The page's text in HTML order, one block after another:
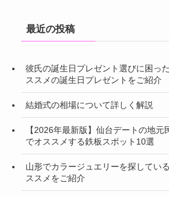
最近の投稿
彼氏の誕生日プレゼント選びに困っ
ススメの誕生日プレゼントをご紹介
結婚式の相場について詳しく解説
【2026年最新版】仙台デートの地元
でオススメする鉄板スポット10選
山形でカラージュエリーを探してい
ススメをご紹介